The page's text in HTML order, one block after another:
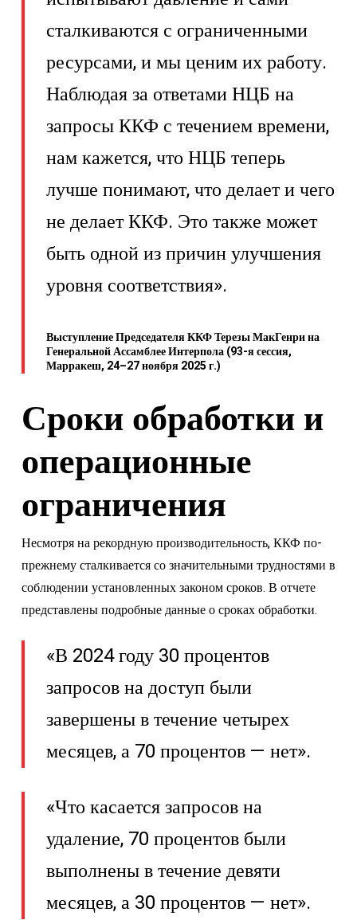
сталкиваются с ограниченными
ресурсами, и мы ценим их работу.
Наблюдая за ответами НЦБ на
запросы ККФ с течением времени,
нам кажется, что НЦБ теперь
лучше понимают, что делает и чего
не делает ККФ. Это также может
быть одной из причин улучшения
уровня соответствия».
Выступление Председателя ККФ Терезы МакГенри на
Генеральной Ассамблее Интерпола (93-я сессия,
Марракеш, 24–27 ноября 2025 г.)
Сроки обработки и
операционные
ограничения
Несмотря на рекордную производительность, ККФ по-
прежнему сталкивается со значительными трудностями в
соблюдении установленных законом сроков. В отчете
представлены подробные данные о сроках обработки.
«В 2024 году 30 процентов
запросов на доступ были
завершены в течение четырех
месяцев, а 70 процентов — нет».
«Что касается запросов на
удаление, 70 процентов были
выполнены в течение девяти
месяцев, а 30 процентов — нет».